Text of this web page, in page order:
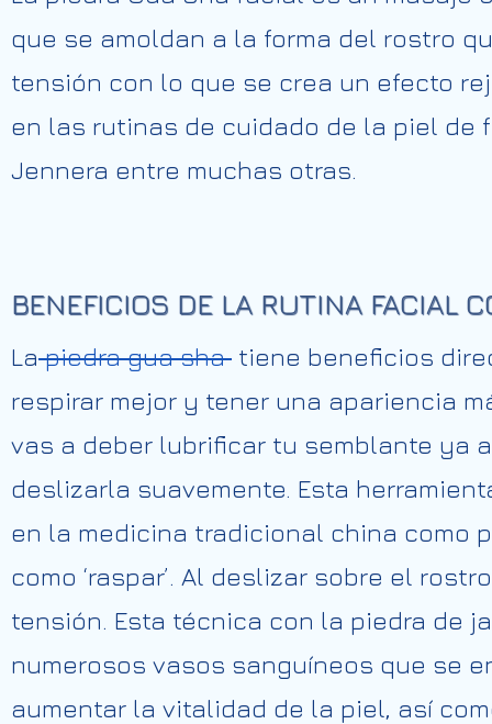
que se amoldan a la forma del rostro
tensión con lo que se crea un efecto
en las rutinas de cuidado de la piel de
Jennera entre muchas otras.
BENEFICIOS DE LA RUTINA FACIAL
Lapiedra gua sha tiene beneficios
respirar mejor y tener una apariencia
vas a deber lubrificar tu semblante ya
deslizarla suavemente. Esta
en la medicina tradicional china como
como ‘raspar’. Al deslizar sobre el
tensión. Esta técnica con la piedra de
numerosos vasos sanguíneos que se
aumentar la vitalidad de la piel, así